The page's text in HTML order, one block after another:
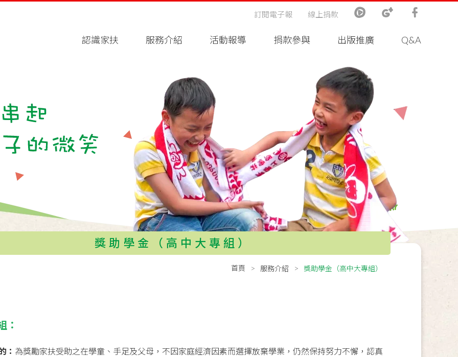
認識家扶 服務介紹 活動報導 捐款參與 出版推廣 Q&A
訂閱電子報 線上捐款
獎助學金（高中大專組）
首頁 服務介紹 獎助學金（高中大專組）
：
： 為獎勵家扶受助之在學童、手足及父母，不因家庭經濟因素而選擇放棄學業，仍然保持努力不懈，認真